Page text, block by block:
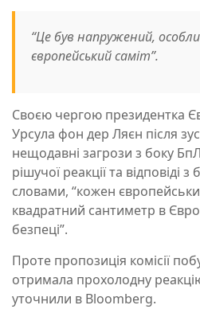
“Це був напружений,
європейський саміт”.
Своєю чергою президентка
Урсула фон дер Ляєн після
нещодавні загрози з боку
рішучої реакції та відповіді з
словами, “кожен
квадратний сантиметр в
безпеці”.
Проте пропозиція комісії
отримала прохолодну
уточнили в Bloomberg.